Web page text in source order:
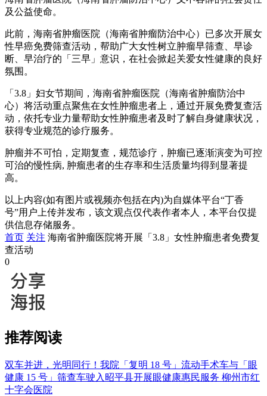
及公益使命。
此前，海南省肿瘤医院（海南省肿瘤防治中心）已多次开展女
性早癌免费筛查活动，帮助广大女性树立肿瘤早筛查、早诊
断、早治疗的「三早」意识，在社会掀起关爱女性健康的良好
氛围。
「3.8」妇女节期间，海南省肿瘤医院（海南省肿瘤防治中
心）将活动重点聚焦在女性肿瘤患者上，通过开展免费复查活
动，依托专业力量帮助女性肿瘤患者及时了解自身健康状况，
获得专业规范的诊疗服务。
肿瘤并不可怕，定期复查，规范诊疗，肿瘤已逐渐演变为可控
可治的慢性病, 肿瘤患者的生存率和生活质量均得到显著提
高。
以上内容(如有图片或视频亦包括在内)为自媒体平台“丁香
号”用户上传并发布，该文观点仅代表作者本人，本平台仅提
供信息存储服务。
首页 关注 海南省肿瘤医院将开展「3.8」女性肿瘤患者免费复
查活动
0
推荐阅读
双车并进，光明同行！我院「复明 18 号」流动手术车与「眼
健康 15 号」筛查车驶入昭平县开展眼健康惠民服务 柳州市红
十字会医院